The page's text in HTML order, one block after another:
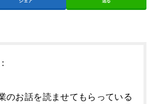
のお話を読ませてもらっている